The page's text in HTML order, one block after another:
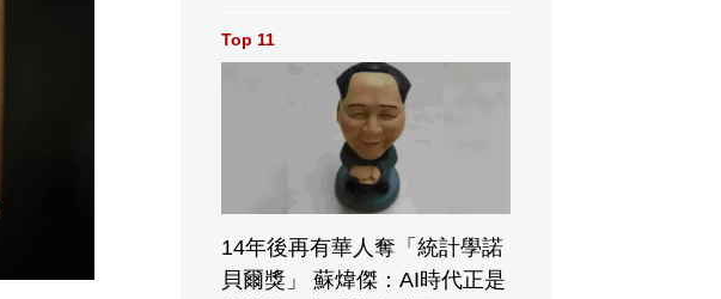
Top 11
14年後再有華人奪「統計學諾
貝爾獎」 蘇煒傑：AI時代正是